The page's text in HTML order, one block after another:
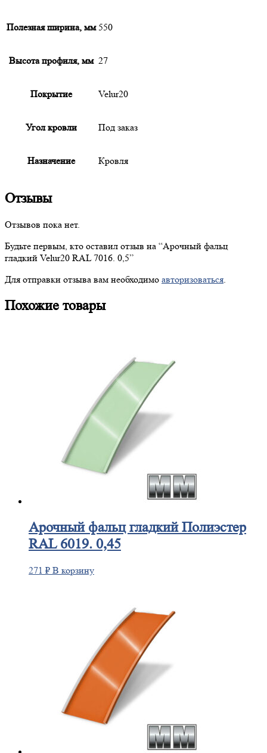
Полезная ширина, мм 550
Высота профиля, мм 27
Покрытие Velur20
Угол кровли Под заказ
Назначение Кровля
Отзывы
Отзывов пока нет.
Будьте первым, кто оставил отзыв на “Арочный фальц
гладкий Velur20 RAL 7016. 0,5”
Для отправки отзыва вам необходимо авторизоваться
Похожие товары
Арочныйфальц гладкий Полиэстер
RAL 6019. 0,45
271 ₽ В корзину